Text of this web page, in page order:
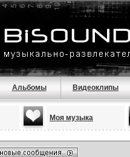
Альбомы Видеоклипы
Моя музыка